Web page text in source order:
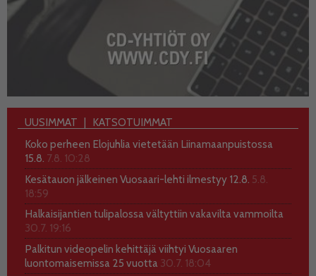
UUSIMMAT
KATSOTUIMMAT
Koko perheen Elojuhlia vietetään Liinamaanpuistossa
15.8. 7.8. 10:28
Kesätauon jälkeinen Vuosaari-lehti ilmestyy 12.8. 5.8.
18:59
Halkaisijantien tulipalossa vältyttiin vakavilta vammoilta
30.7. 19:16
Palkitun videopelin kehittäjä viihtyi Vuosaaren
luontomaisemissa 25 vuotta 30.7. 18:04